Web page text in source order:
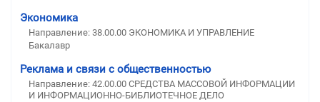
Экономика
Направление: 38.00.00 ЭКОНОМИКА И УПРАВЛЕНИЕ
Бакалавр
Реклама и связи с общественностью
Направление: 42.00.00 СРЕДСТВА МАССОВОЙ ИНФОРМАЦИИ
И ИНФОРМАЦИОННО-БИБЛИОТЕЧНОЕ ДЕЛО